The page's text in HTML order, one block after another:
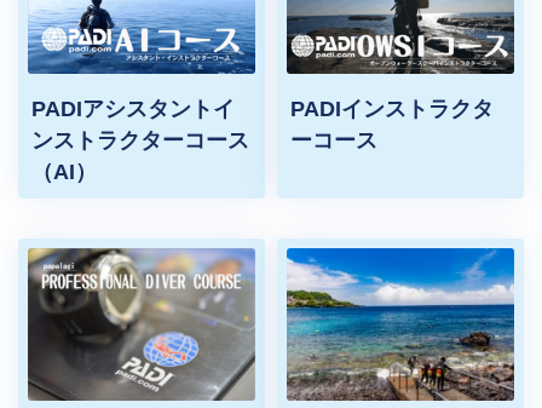
PADIアシスタントイ
ンストラクターコース
（AI）
PADIインストラクタ
ーコース